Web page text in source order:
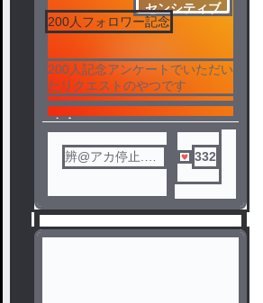
ノベ
センシティブ
200人フォロワー記念
200人記念アンケートでいただい
たリクエストのやつです
辨@アカ停止.サ
332